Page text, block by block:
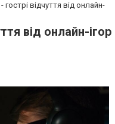
гострі відчуття від онлайн-
від онлайн-ігор